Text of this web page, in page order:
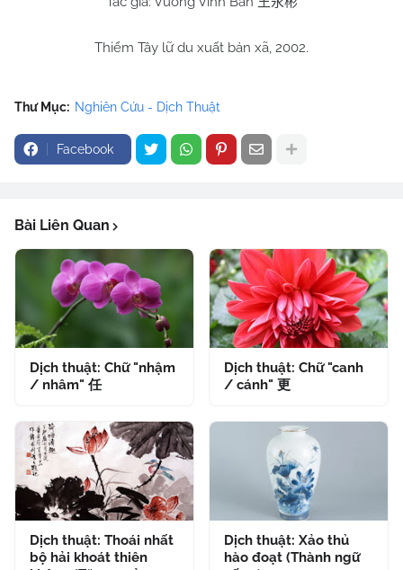
Thiểm Tây lữ du xuất bản xã, 2002.
Thư Mục: Nghiên Cứu - Dịch Thuật
Facebook
Bài Liên Quan
Dịch thuật: Chữ "nhậm
/ nhâm" 任
Dịch thuật: Chữ "canh
/ cánh" 更
Dịch thuật: Thoái nhất
bộ hải khoát thiên
Dịch thuật: Xảo thủ
hào đoạt (Thành ngữ